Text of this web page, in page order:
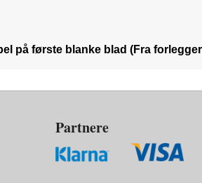
på første blanke blad (Fra
Partnere